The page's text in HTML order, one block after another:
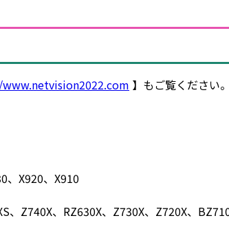
】もご覧ください。
、X920、X910
Z740X、RZ630X、Z730X、Z720X、